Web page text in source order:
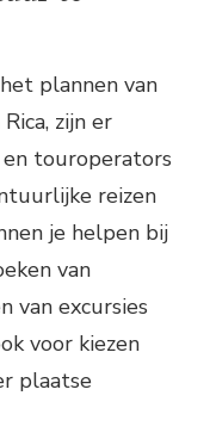
plannen van
zijn er
touroperators
reizen
je helpen bij
van
van excursies
voor kiezen
plaatse